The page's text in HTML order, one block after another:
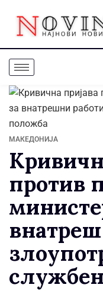
МАКЕДОНИЈА
против